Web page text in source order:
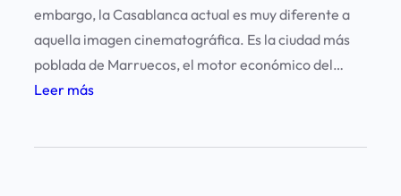
embargo, la Casablanca actual es muy diferente a
aquella imagen cinematográfica. Es la ciudad más
poblada de Marruecos, el motor económico del…
Leer más: